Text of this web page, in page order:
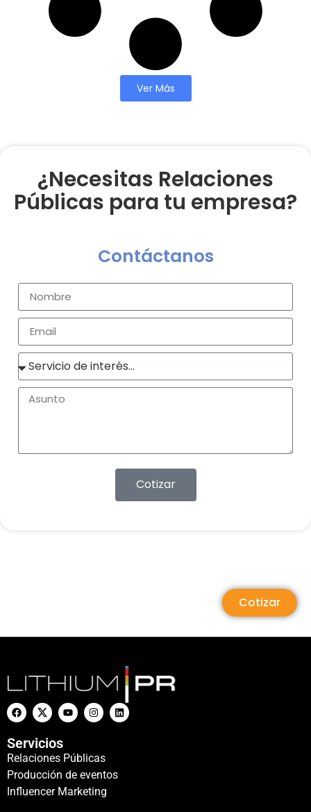
Ver Más
¿Necesitas Relaciones
Públicas para tu empresa?
Contáctanos
Cotizar
Cotizar
Servicios
Relaciones Públicas
Producción de eventos
Influencer Marketing